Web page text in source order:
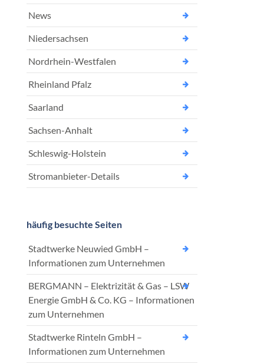
News
Niedersachsen
Nordrhein-Westfalen
Rheinland Pfalz
Saarland
Sachsen-Anhalt
Schleswig-Holstein
Stromanbieter-Details
häufig besuchte Seiten
Stadtwerke Neuwied GmbH –
Informationen zum Unternehmen
BERGMANN – Elektrizität & Gas – LSW
Energie GmbH & Co. KG – Informationen
zum Unternehmen
Stadtwerke Rinteln GmbH –
Informationen zum Unternehmen